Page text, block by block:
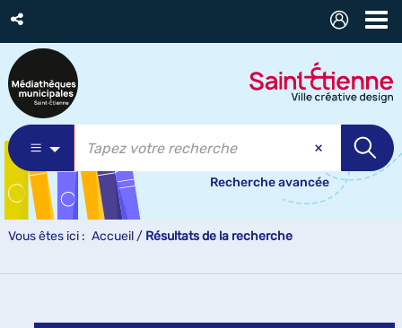
Recherche avancée
Vous êtes ici : Accueil / Résultats de la recherche